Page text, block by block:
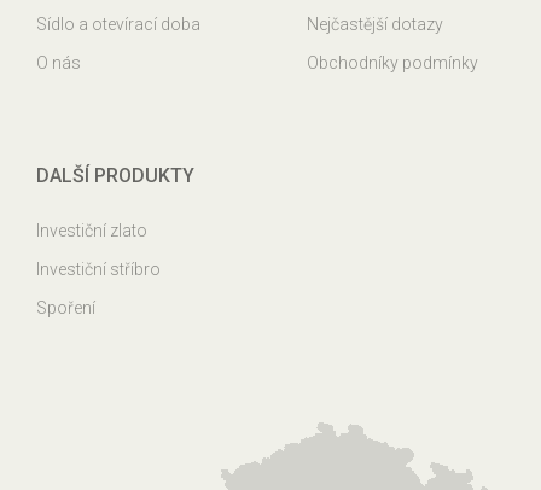
Sídlo a otevírací doba
O nás
Nejčastější dotazy
Obchodníky podmínky
DALŠÍ PRODUKTY
Investiční zlato
Investiční stříbro
Spoření